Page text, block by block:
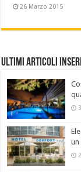
26 Marzo 2015
Ultimi Articoli
un